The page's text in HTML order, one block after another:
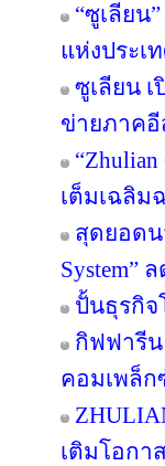
“ซูเลียน
แห่งประเ
ซูเลียน
ข่ายภาคอี
เต็มเฉลิม
สุดยอดน
System”
ปั้นธุรกิ
กิฟฟารีน
คอมเพล็ก
เติมโอกา